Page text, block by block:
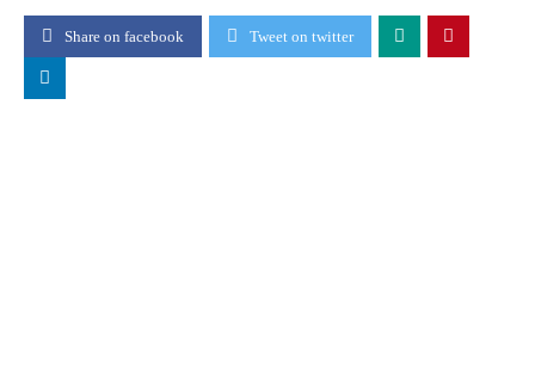
Share on facebook Tweet on twitter